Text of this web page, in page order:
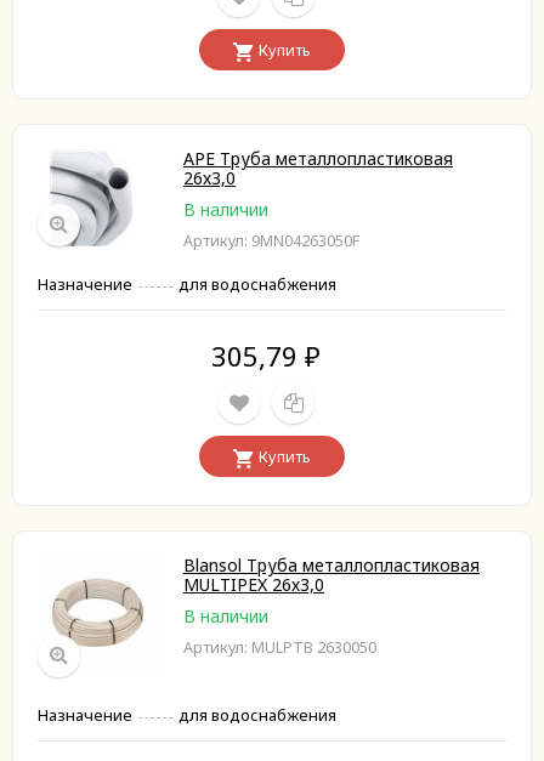
Купить
APE Труба металлопластиковая
26х3,0
В наличии
Артикул: 9MN04263050F
Назначение для водоснабжения
305,79 ₽
Купить
Blansol Труба металлопластиковая
MULTIPEX 26х3,0
В наличии
Артикул: MULPTB 2630050
Назначение для водоснабжения